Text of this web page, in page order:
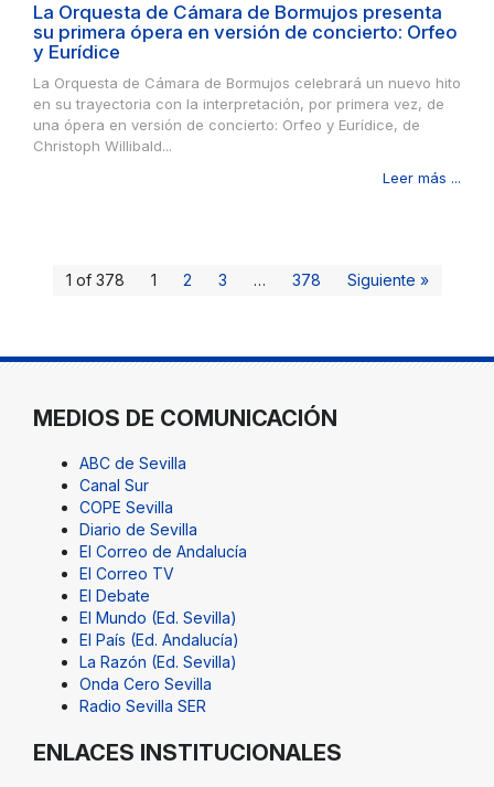
La Orquesta de Cámara de Bormujos presenta
su primera ópera en versión de concierto: Orfeo
y Eurídice
La Orquesta de Cámara de Bormujos celebrará un nuevo hito
en su trayectoria con la interpretación, por primera vez, de
una ópera en versión de concierto: Orfeo y Eurídice, de
Christoph Willibald...
Leer más ...
1 of 378 1 2 3 … 378 Siguiente »
MEDIOS DE COMUNICACIÓN
ABC de Sevilla
Canal Sur
COPE Sevilla
Diario de Sevilla
El Correo de Andalucía
El Correo TV
El Debate
El Mundo (Ed. Sevilla)
El País (Ed. Andalucía)
La Razón (Ed. Sevilla)
Onda Cero Sevilla
Radio Sevilla SER
ENLACES INSTITUCIONALES